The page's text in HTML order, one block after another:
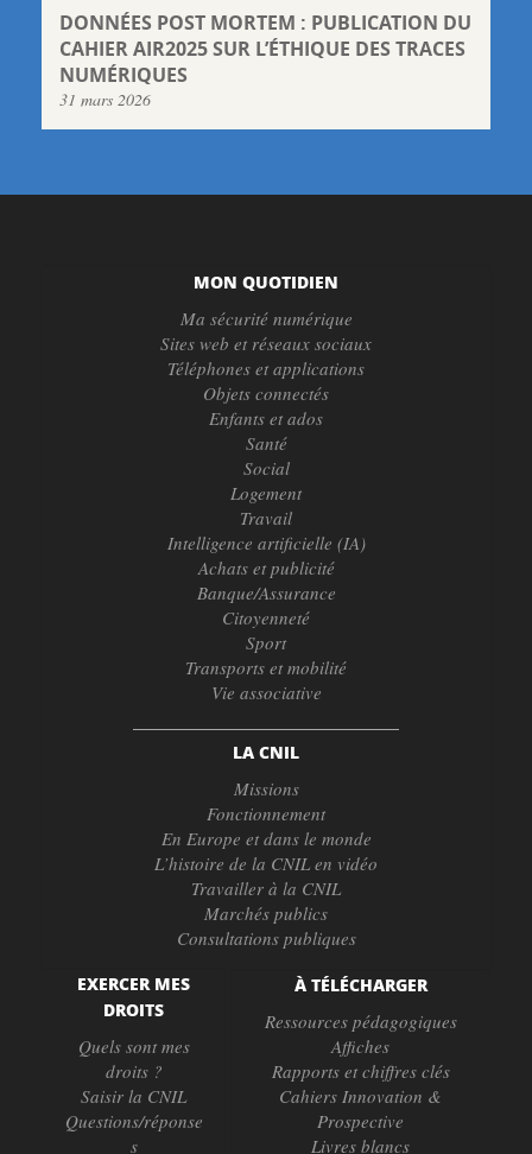
DONNÉES POST MORTEM : PUBLICATION DU
CAHIER AIR2025 SUR L’ÉTHIQUE DES TRACES
NUMÉRIQUES
31 mars 2026
MON QUOTIDIEN
Ma sécurité numérique
Sites web et réseaux sociaux
Téléphones et applications
Objets connectés
Enfants et ados
Santé
Social
Logement
Travail
Intelligence artificielle (IA)
Achats et publicité
Banque/Assurance
Citoyenneté
Sport
Transports et mobilité
Vie associative
LA CNIL
Missions
Fonctionnement
En Europe et dans le monde
L’histoire de la CNIL en vidéo
Travailler à la CNIL
Marchés publics
Consultations publiques
EXERCER MES
DROITS
Quels sont mes
droits ?
Saisir la CNIL
Questions/réponse
s
À TÉLÉCHARGER
Ressources pédagogiques
Affiches
Rapports et chiffres clés
Cahiers Innovation &
Prospective
Livres blancs